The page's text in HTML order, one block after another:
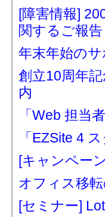
[障害情報]
関するご報告
年末年始の
創立10周年
内
「Web 担当
「EZSite 4
[キャンペー
オフィス移
[セミナー]